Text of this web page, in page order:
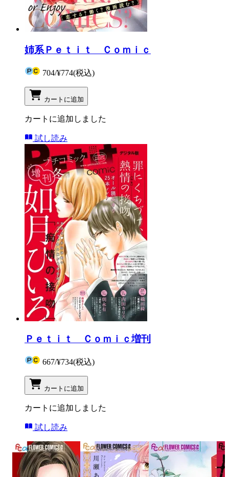
姉系Ｐｅｔｉｔ Ｃｏｍｉｃ
704/¥774(税込)
カートに追加
カートに追加しました
試し読み
Ｐｅｔｉｔ Ｃｏｍｉｃ増刊
667/¥734(税込)
カートに追加
カートに追加しました
試し読み